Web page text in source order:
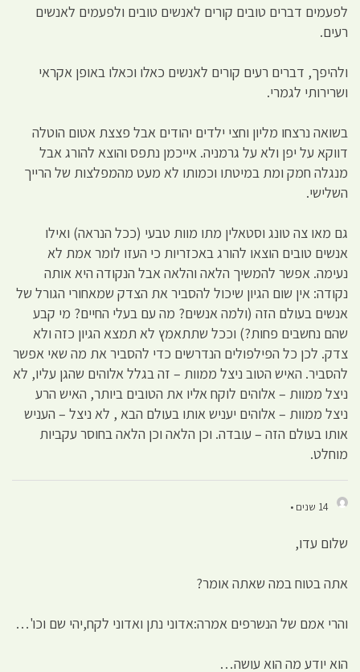
לפעמים דברים טובים קורים לאנשים טובים ולפעמים לאנשים
רעים.
ולהיפך, דברים רעים קורים לאנשים כאלו וכאלו באופן אקראי
ושרירותי לגמרי.
בשואה נרצחו מליון וחצי ילדים יהודים אבל פצצת אטום הוטלה
דווקא על יפן ולא על גרמניה. אייכמן נתפס והוצא להורג אבל
מנגלה חמק ומת במיטתו וכמותו לא מעט מהמפלצות של הרייך
השלישי.
גם מאו צה טונג וסטאלין מתו מוות טבעי (ככל הנראה) ואילו
אנשים טובים הוצאו להורג באכזריות כי העזו לומר אמת לא
נעימה. אפשר להמשיך הלאה והלאה אבל הנקודה היא אותה
נקודה: אין שום הגיון שיכול להסביר את הצדק שמאחורי הגורל של
אנשים בעולם הזה (ולמה אנשים? מה עם בעלי החיים? מי קבע
שהם נחשבים פחות?) וככל שתתאמץ לא תמצא הגיון כזה ולא
צדק. לכן כל הפילפולים הנדרשים כדי להסביר את מה שאי אפשר
להסביר. האיש הטוב ניצל ממוות – זה בגלל אלוהים שהגן עליו, לא
ניצל ממוות – אלוהים לוקח אליו את הטובים ביותר, האיש הרע
ניצל ממוות – אלוהים יעניש אותו בעולם הבא , לא ניצל – העניש
אותו בעולם הזה – עובדה. וכן הלאה וכן הלאה בחוסר עקביות
מוחלט.
14 שנים •
שלום עדו,
אתה בטוח במה שאתה אומר?
והרי אמם של הנשרפים אמרה:אדוני נתן ואדוני לקח,יהי שם וכו'…
הוא יודע מה הוא עושה…